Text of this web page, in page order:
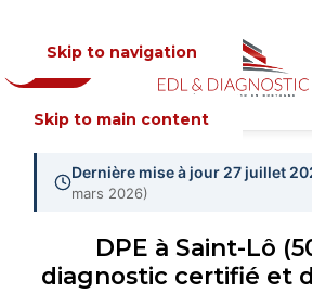
Skip to navigation
Skip to main content
MENU
Dernière mise à jour 27 juillet
mars 2026)
DPE à Saint-Lô
diagnostic certifié et